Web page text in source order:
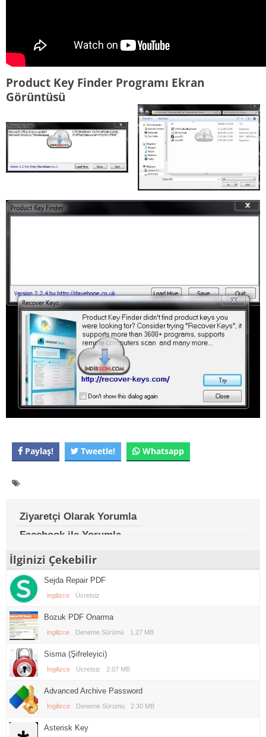
Product Key Finder Programı Ekran
Görüntüsü
Paylaş! Tweetle! Whatsapp
Ziyaretçi Olarak Yorumla
Facebook ile Yorumla
İlginizi Çekebilir
Sejda Repair PDF
ingilizce Ücretsiz
Bozuk PDF Onarma
ingilizce Deneme Sürümü 1.27 MB
Sisma (Şifreleyici)
İngilizce Ücretsiz 2.07 MB
Advanced Archive Password
İngilizce Deneme Sürümü 2.30 MB
Asterisk Key